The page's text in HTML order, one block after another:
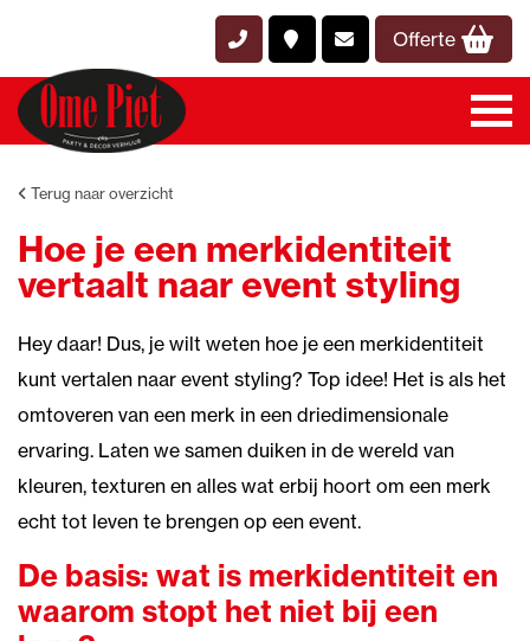
Offerte
Terug naar overzicht
Hoe je een merkidentiteit
vertaalt naar event styling
Hey daar! Dus, je wilt weten hoe je een merkidentiteit
kunt vertalen naar event styling? Top idee! Het is als het
omtoveren van een merk in een driedimensionale
ervaring. Laten we samen duiken in de wereld van
kleuren, texturen en alles wat erbij hoort om een merk
echt tot leven te brengen op een event.
De basis: wat is merkidentiteit en
waarom stopt het niet bij een